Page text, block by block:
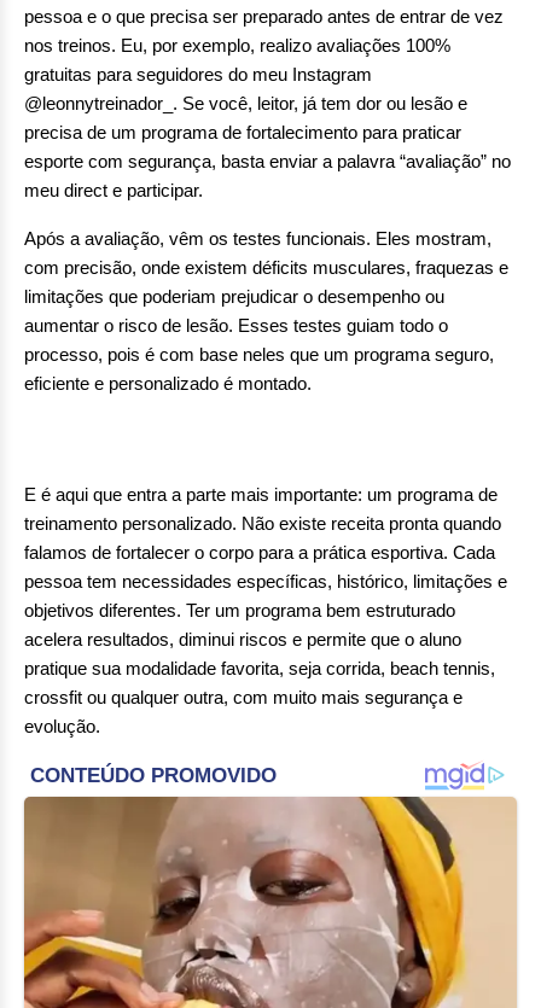
pessoa e o que precisa ser preparado antes de entrar de vez
nos treinos. Eu, por exemplo, realizo avaliações 100%
gratuitas para seguidores do meu Instagram
@leonnytreinador_. Se você, leitor, já tem dor ou lesão e
precisa de um programa de fortalecimento para praticar
esporte com segurança, basta enviar a palavra “avaliação” no
meu direct e participar.
Após a avaliação, vêm os testes funcionais. Eles mostram,
com precisão, onde existem déficits musculares, fraquezas e
limitações que poderiam prejudicar o desempenho ou
aumentar o risco de lesão. Esses testes guiam todo o
processo, pois é com base neles que um programa seguro,
eficiente e personalizado é montado.
E é aqui que entra a parte mais importante: um programa de
treinamento personalizado. Não existe receita pronta quando
falamos de fortalecer o corpo para a prática esportiva. Cada
pessoa tem necessidades específicas, histórico, limitações e
objetivos diferentes. Ter um programa bem estruturado
acelera resultados, diminui riscos e permite que o aluno
pratique sua modalidade favorita, seja corrida, beach tennis,
crossfit ou qualquer outra, com muito mais segurança e
evolução.